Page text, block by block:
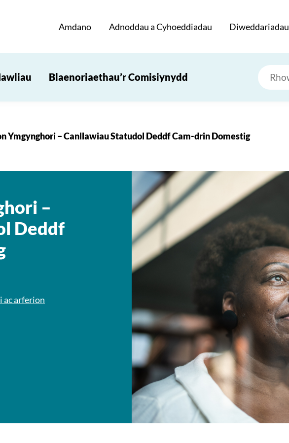
Amdano Adnoddau a Cyhoeddiadau Diweddariadau
Blaenoriaethau’r Comisiynydd
Ymgynghori – Canllawiau Statudol Deddf Cam-drin Domestig
–
Deddf
ac arferion